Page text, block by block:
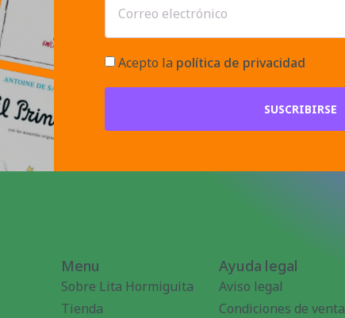
Acepto la política de privacidad
SUSCRIBIRSE
Menu
Sobre Lita Hormiguita
Tienda
Ayuda legal
Aviso legal
Condiciones de venta